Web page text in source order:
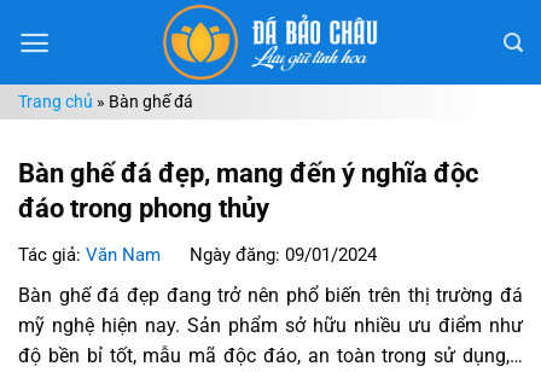
đến
dungTrang chủ » Bàn ghế đá
Bàn ghế đá đẹp, mang đến ý nghĩa độc
đáo trong phong thủy
Tác giả: Văn Nam Ngày đăng: 09/01/2024
Bàn ghế đá đẹp đang trở nên phổ biến trên thị trường đá
mỹ nghệ hiện nay. Sản phẩm sở hữu nhiều ưu điểm như
độ bền bỉ tốt, mẫu mã độc đáo, an toàn trong sử dụng,…